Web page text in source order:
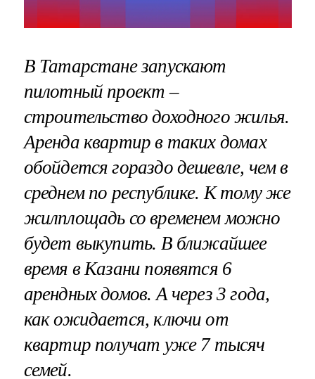
В Татарстане запускают
пилотный проект –
строительство доходного жилья.
Аренда квартир в таких домах
обойдется гораздо дешевле, чем в
среднем по республике. К тому же
жилплощадь со временем можно
будет выкупить. В ближайшее
время в Казани появятся 6
арендных домов. А через 3 года,
как ожидается, ключи от
квартир получат уже 7 тысяч
семей.